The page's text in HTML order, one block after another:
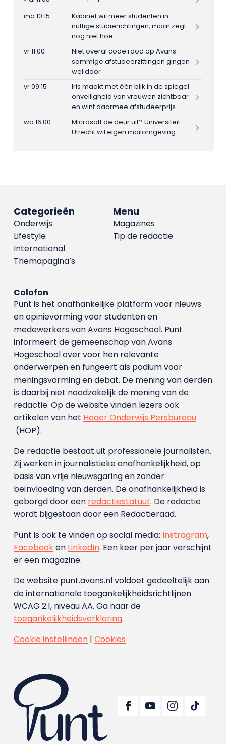
ma 10:15
Kabinet wil meer studenten in
nuttige studierichtingen, maar zegt
nog niet hoe
vr 11:00
Niet overal code rood op Avans:
sommige afstudeerzittingen gingen
wel door
vr 09:15
Iris maakt met één blik in de spiegel
onveiligheid van vrouwen zichtbaar
en wint daarmee afstudeerprijs
wo 16:00
Microsoft de deur uit? Universiteit
Utrecht wil eigen mailomgeving
Menu
Magazines
Tip de redactie
Categorieën
Onderwijs
Lifestyle
International
Themapagina’s
Colofon
Punt is het onafhankelijke platform voor nieuws
en opinievorming voor studenten en
medewerkers van Avans Hoge­school. Punt
informeert de gemeenschap van Avans
Hogeschool over voor hen relevante
onderwerpen en fungeert als podium voor
meningsvorming en debat. De mening van derden
is daarbij niet noodzakelijk de mening van de
redactie. Op de website vinden lezers ook
artikelen van het Hoger Onderwijs Persbureau
(HOP).
De redactie bestaat uit professionele journalisten.
Zij werken in journalistieke onafhankelijkheid, op
basis van vrije nieuwsgaring en zonder
beïnvloeding van derden. De onafhankelijkheid is
geborgd door een redactiestatuut. De redactie
wordt bijgestaan door een Redactieraad.
Punt is ook te vinden op social media: Instragram,
Facebooken LinkedIn. Een keer per jaar verschijnt
er een magazine.
De website punt.avans.nl voldoet gedeeltelijk aan
de internationale toegankelijkheidsrichtlijnen
WCAG 2.1, niveau AA. Ga naar de
toegankelijkheidsverklaring.
Cookie instellingen| Cookies